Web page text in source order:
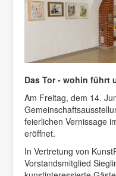
Das Tor - wohin führt
Am Freitag, dem 14.
feierlichen Vernissage
eröffnet.
In Vertretung von
Vorstandsmitglied